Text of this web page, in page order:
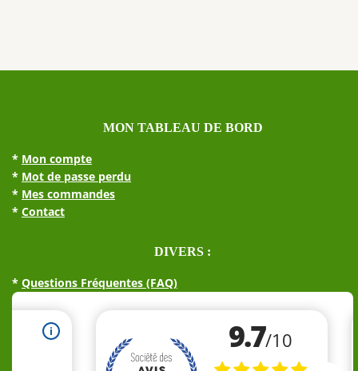
être
MON TABLEAU DE BORD
* Mon compte
* Mot de passe perdu
* Mes commandes
* Contact
DIVERS :
* Questions Fréquentes (FAQ)